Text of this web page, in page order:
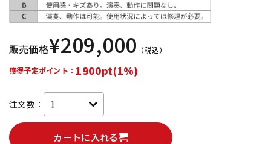
販売価格¥209,000 （税込）
獲得予定ポイント： 1900pt(1%)
注文数：
カートに入れる